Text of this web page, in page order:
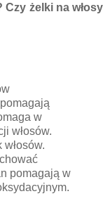
Czy żelki na włosy
w
włosów.
pomagają w